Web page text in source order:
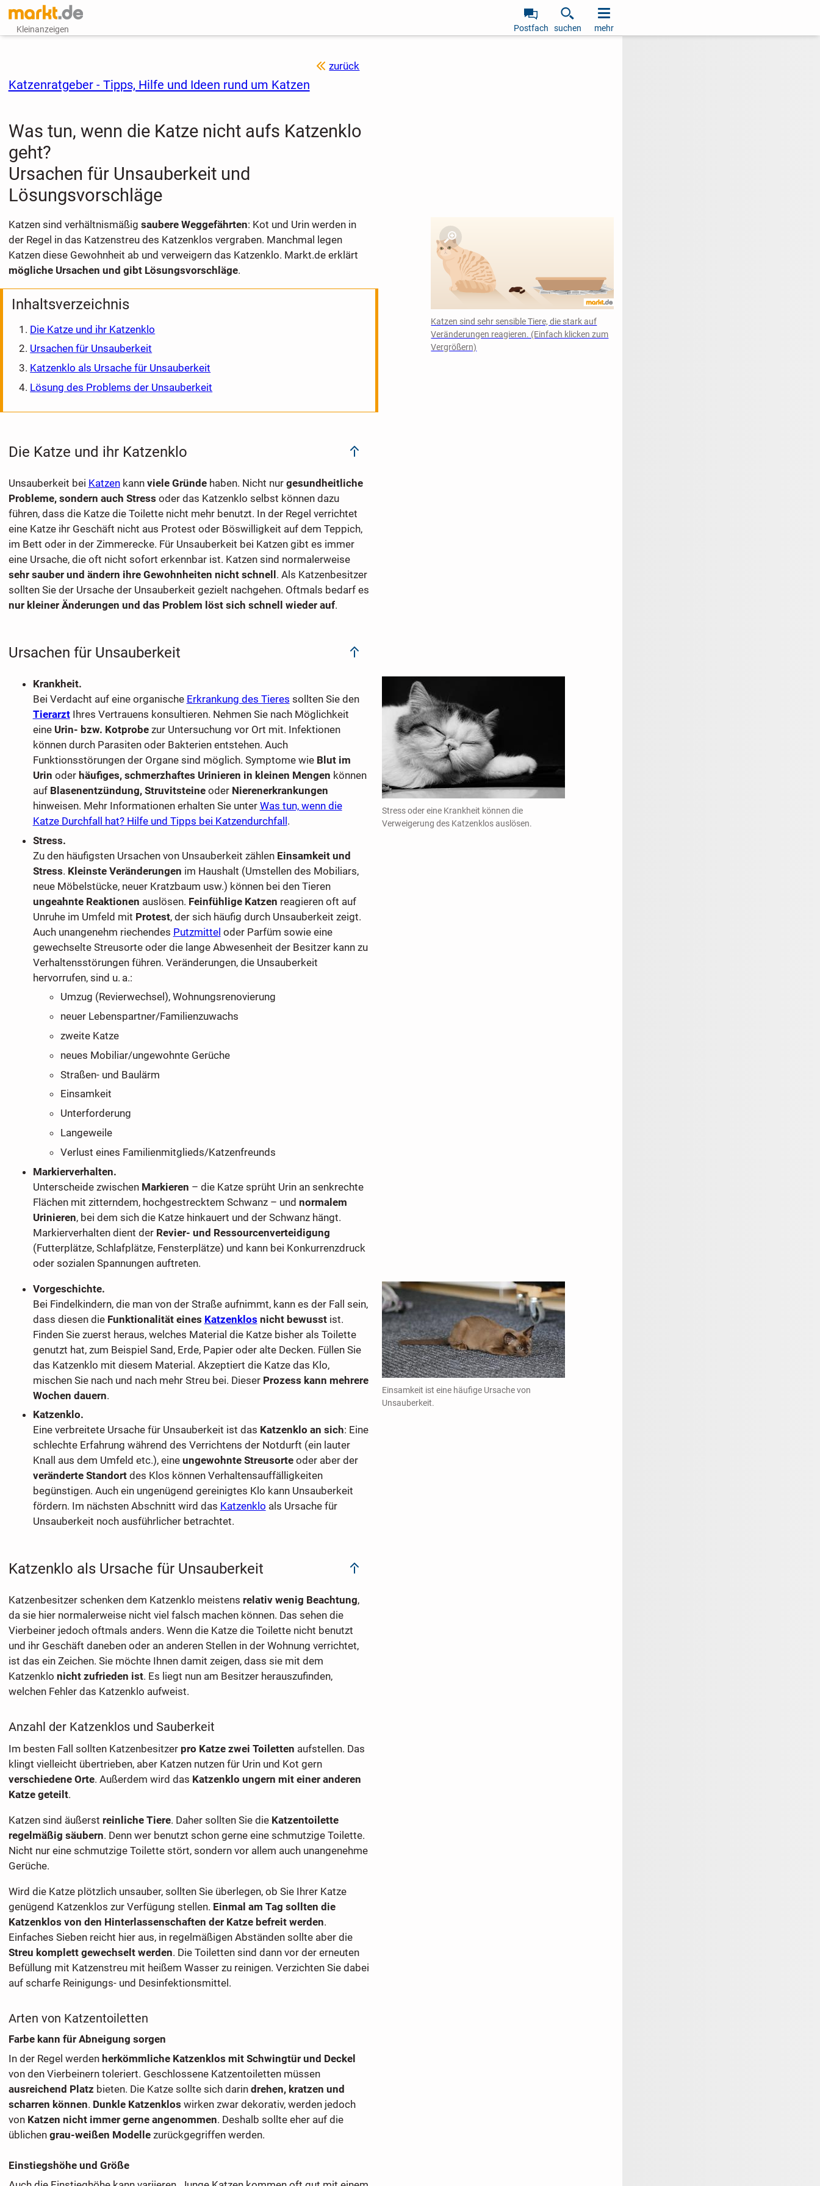
Kleinanzeigen Postfach suchen mehr
zurück
Katzenratgeber - Tipps, Hilfe und Ideen rund um Katzen
Was tun, wenn die Katze nicht aufs Katzenklo
geht?
Ursachen für Unsauberkeit und
Lösungsvorschläge
Katzen sind sehr sensible Tiere, die stark auf
Veränderungen reagieren. (Einfach klicken zum
Vergrößern)
Katzen sind verhältnismäßig saubere Weggefährten: Kot und Urin werden in
der Regel in das Katzenstreu des Katzenklos vergraben. Manchmal legen
Katzen diese Gewohnheit ab und verweigern das Katzenklo. Markt.de erklärt
mögliche Ursachen und gibt Lösungsvorschläge.
Inhaltsverzeichnis
Die Katze und ihr Katzenklo
Ursachen für Unsauberkeit
Katzenklo als Ursache für Unsauberkeit
Lösung des Problems der Unsauberkeit
Die Katze und ihr Katzenklo
Unsauberkeit bei Katzenkann viele Gründehaben. Nicht nur gesundheitliche
Probleme, sondern auch Stress oder das Katzenklo selbst können dazu
führen, dass die Katze die Toilette nicht mehr benutzt. In der Regel verrichtet
eine Katze ihr Geschäft nicht aus Protest oder Böswilligkeit auf dem Teppich,
im Bett oder in der Zimmerecke. Für Unsauberkeit bei Katzen gibt es immer
eine Ursache, die oft nicht sofort erkennbar ist. Katzen sind normalerweise
sehr sauber und ändern ihre Gewohnheiten nicht schnell. Als Katzenbesitzer
sollten Sie der Ursache der Unsauberkeit gezielt nachgehen. Oftmals bedarf es
nur kleiner Änderungen und das Problem löst sich schnell wieder auf.
Ursachen für Unsauberkeit
Stress oder eine Krankheit können die
Verweigerung des Katzenklos auslösen.
Krankheit.
Bei Verdacht auf eine organische Erkrankung des Tieres sollten Sie den
TierarztIhres Vertrauens konsultieren. Nehmen Sie nach Möglichkeit
eine Urin- bzw. Kotprobezur Untersuchung vor Ort mit. Infektionen
können durch Parasiten oder Bakterien entstehen. Auch
Funktionsstörungen der Organe sind möglich. Symptome wie Blut im
Urin oder häufiges, schmerzhaftes Urinieren in kleinen Mengen können
auf Blasenentzündung, Struvitsteineoder Nierenerkrankungen
hinweisen. Mehr Informationen erhalten Sie unter Was tun, wenn die
Katze Durchfall hat? Hilfe und Tipps bei Katzendurchfall.
Stress.
Zu den häufigsten Ursachen von Unsauberkeit zählen Einsamkeit und
Stress. Kleinste Veränderungen im Haushalt (Umstellen des Mobiliars,
neue Möbelstücke, neuer Kratzbaum usw.) können bei den Tieren
ungeahnte Reaktionen auslösen. Feinfühlige Katzen reagieren oft auf
Unruhe im Umfeld mit Protest, der sich häufig durch Unsauberkeit zeigt.
Auch unangenehm riechendes Putzmittel oder Parfüm sowie eine
gewechselte Streusorte oder die lange Abwesenheit der Besitzer kann zu
Verhaltensstörungen führen. Veränderungen, die Unsauberkeit
hervorrufen, sind u. a.:
Umzug (Revierwechsel), Wohnungsrenovierung
neuer Lebenspartner/Familienzuwachs
zweite Katze
neues Mobiliar/ungewohnte Gerüche
Straßen- und Baulärm
Einsamkeit
Unterforderung
Langeweile
Verlust eines Familienmitglieds/Katzenfreunds
Markierverhalten.
Unterscheide zwischen Markieren – die Katze sprüht Urin an senkrechte
Flächen mit zitterndem, hochgestrecktem Schwanz – und normalem
Urinieren, bei dem sich die Katze hinkauert und der Schwanz hängt.
Markierverhalten dient der Revier- und Ressourcenverteidigung
(Futterplätze, Schlafplätze, Fensterplätze) und kann bei Konkurrenzdruck
oder sozialen Spannungen auftreten.
Einsamkeit ist eine häufige Ursache von
Unsauberkeit.
Vorgeschichte.
Bei Findelkindern, die man von der Straße aufnimmt, kann es der Fall sein,
dass diesen die Funktionalität eines Katzenklos nicht bewusstist.
Finden Sie zuerst heraus, welches Material die Katze bisher als Toilette
genutzt hat, zum Beispiel Sand, Erde, Papier oder alte Decken. Füllen Sie
das Katzenklo mit diesem Material. Akzeptiert die Katze das Klo,
mischen Sie nach und nach mehr Streu bei. Dieser Prozess kann mehrere
Wochen dauern.
Katzenklo.
Eine verbreitete Ursache für Unsauberkeit ist das Katzenklo an sich: Eine
schlechte Erfahrung während des Verrichtens der Notdurft (ein lauter
Knall aus dem Umfeld etc.), eine ungewohnte Streusorteoder aber der
veränderte Standortdes Klos können Verhaltensauffälligkeiten
begünstigen. Auch ein ungenügend gereinigtes Klo kann Unsauberkeit
fördern. Im nächsten Abschnitt wird das Katzenklo als Ursache für
Unsauberkeit noch ausführlicher betrachtet.
Katzenklo als Ursache für Unsauberkeit
Katzenbesitzer schenken dem Katzenklo meistens relativ wenig Beachtung,
da sie hier normalerweise nicht viel falsch machen können. Das sehen die
Vierbeiner jedoch oftmals anders. Wenn die Katze die Toilette nicht benutzt
und ihr Geschäft daneben oder an anderen Stellen in der Wohnung verrichtet,
ist das ein Zeichen. Sie möchte Ihnen damit zeigen, dass sie mit dem
Katzenklo nicht zufrieden ist. Es liegt nun am Besitzer herauszufinden,
welchen Fehler das Katzenklo aufweist.
Anzahl der Katzenklos und Sauberkeit
Im besten Fall sollten Katzenbesitzer pro Katze zwei Toiletten aufstellen. Das
klingt vielleicht übertrieben, aber Katzen nutzen für Urin und Kot gern
verschiedene Orte. Außerdem wird das Katzenklo ungern mit einer anderen
Katze geteilt.
Katzen sind äußerst reinliche Tiere. Daher sollten Sie die Katzentoilette
regelmäßig säubern. Denn wer benutzt schon gerne eine schmutzige Toilette.
Nicht nur eine schmutzige Toilette stört, sondern vor allem auch unangenehme
Gerüche.
Wird die Katze plötzlich unsauber, sollten Sie überlegen, ob Sie Ihrer Katze
genügend Katzenklos zur Verfügung stellen. Einmal am Tag sollten die
Katzenklos von den Hinterlassenschaften der Katze befreit werden.
Einfaches Sieben reicht hier aus, in regelmäßigen Abständen sollte aber die
Streu komplett gewechselt werden. Die Toiletten sind dann vor der erneuten
Befüllung mit Katzenstreu mit heißem Wasser zu reinigen. Verzichten Sie dabei
auf scharfe Reinigungs- und Desinfektionsmittel.
Arten von Katzentoiletten
Farbe kann für Abneigung sorgen
In der Regel werden herkömmliche Katzenklos mit Schwingtür und Deckel
von den Vierbeinern toleriert. Geschlossene Katzentoiletten müssen
ausreichend Platz bieten. Die Katze sollte sich darin drehen, kratzen und
scharren können. Dunkle Katzenklos wirken zwar dekorativ, werden jedoch
von Katzen nicht immer gerne angenommen. Deshalb sollte eher auf die
üblichen grau-weißen Modellezurückgegriffen werden.
Einstiegshöhe und Größe